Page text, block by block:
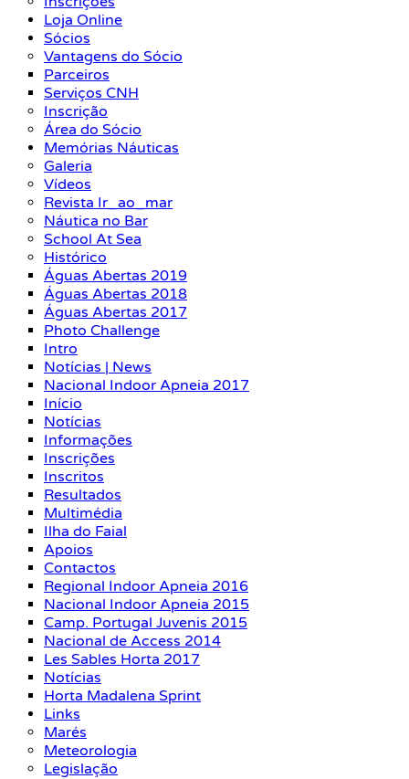
Loja Online
Sócios
Vantagens do Sócio
Parceiros
Serviços CNH
Inscrição
Área do Sócio
Memórias Náuticas
Galeria
Vídeos
Revista Ir_ao_mar
Náutica no Bar
School At Sea
Histórico
Águas Abertas 2019
Águas Abertas 2018
Águas Abertas 2017
Photo Challenge
Intro
Notícias | News
Nacional Indoor Apneia 2017
Início
Notícias
Informações
Inscrições
Inscritos
Resultados
Multimédia
Ilha do Faial
Apoios
Contactos
Regional Indoor Apneia 2016
Nacional Indoor Apneia 2015
Camp. Portugal Juvenis 2015
Nacional de Access 2014
Les Sables Horta 2017
Notícias
Horta Madalena Sprint
Links
Marés
Meteorologia
Legislação